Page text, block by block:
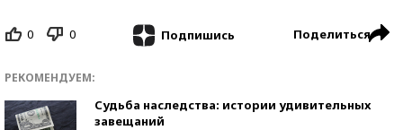
0 0 Подпишись Поделиться
РЕКОМЕНДУЕМ:
Судьба наследства: истории удивительных
завещаний